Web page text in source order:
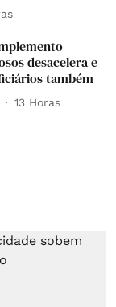
desacelera e
também
13 Horas